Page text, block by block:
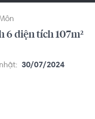
diện tích 107m²
30/07/2024